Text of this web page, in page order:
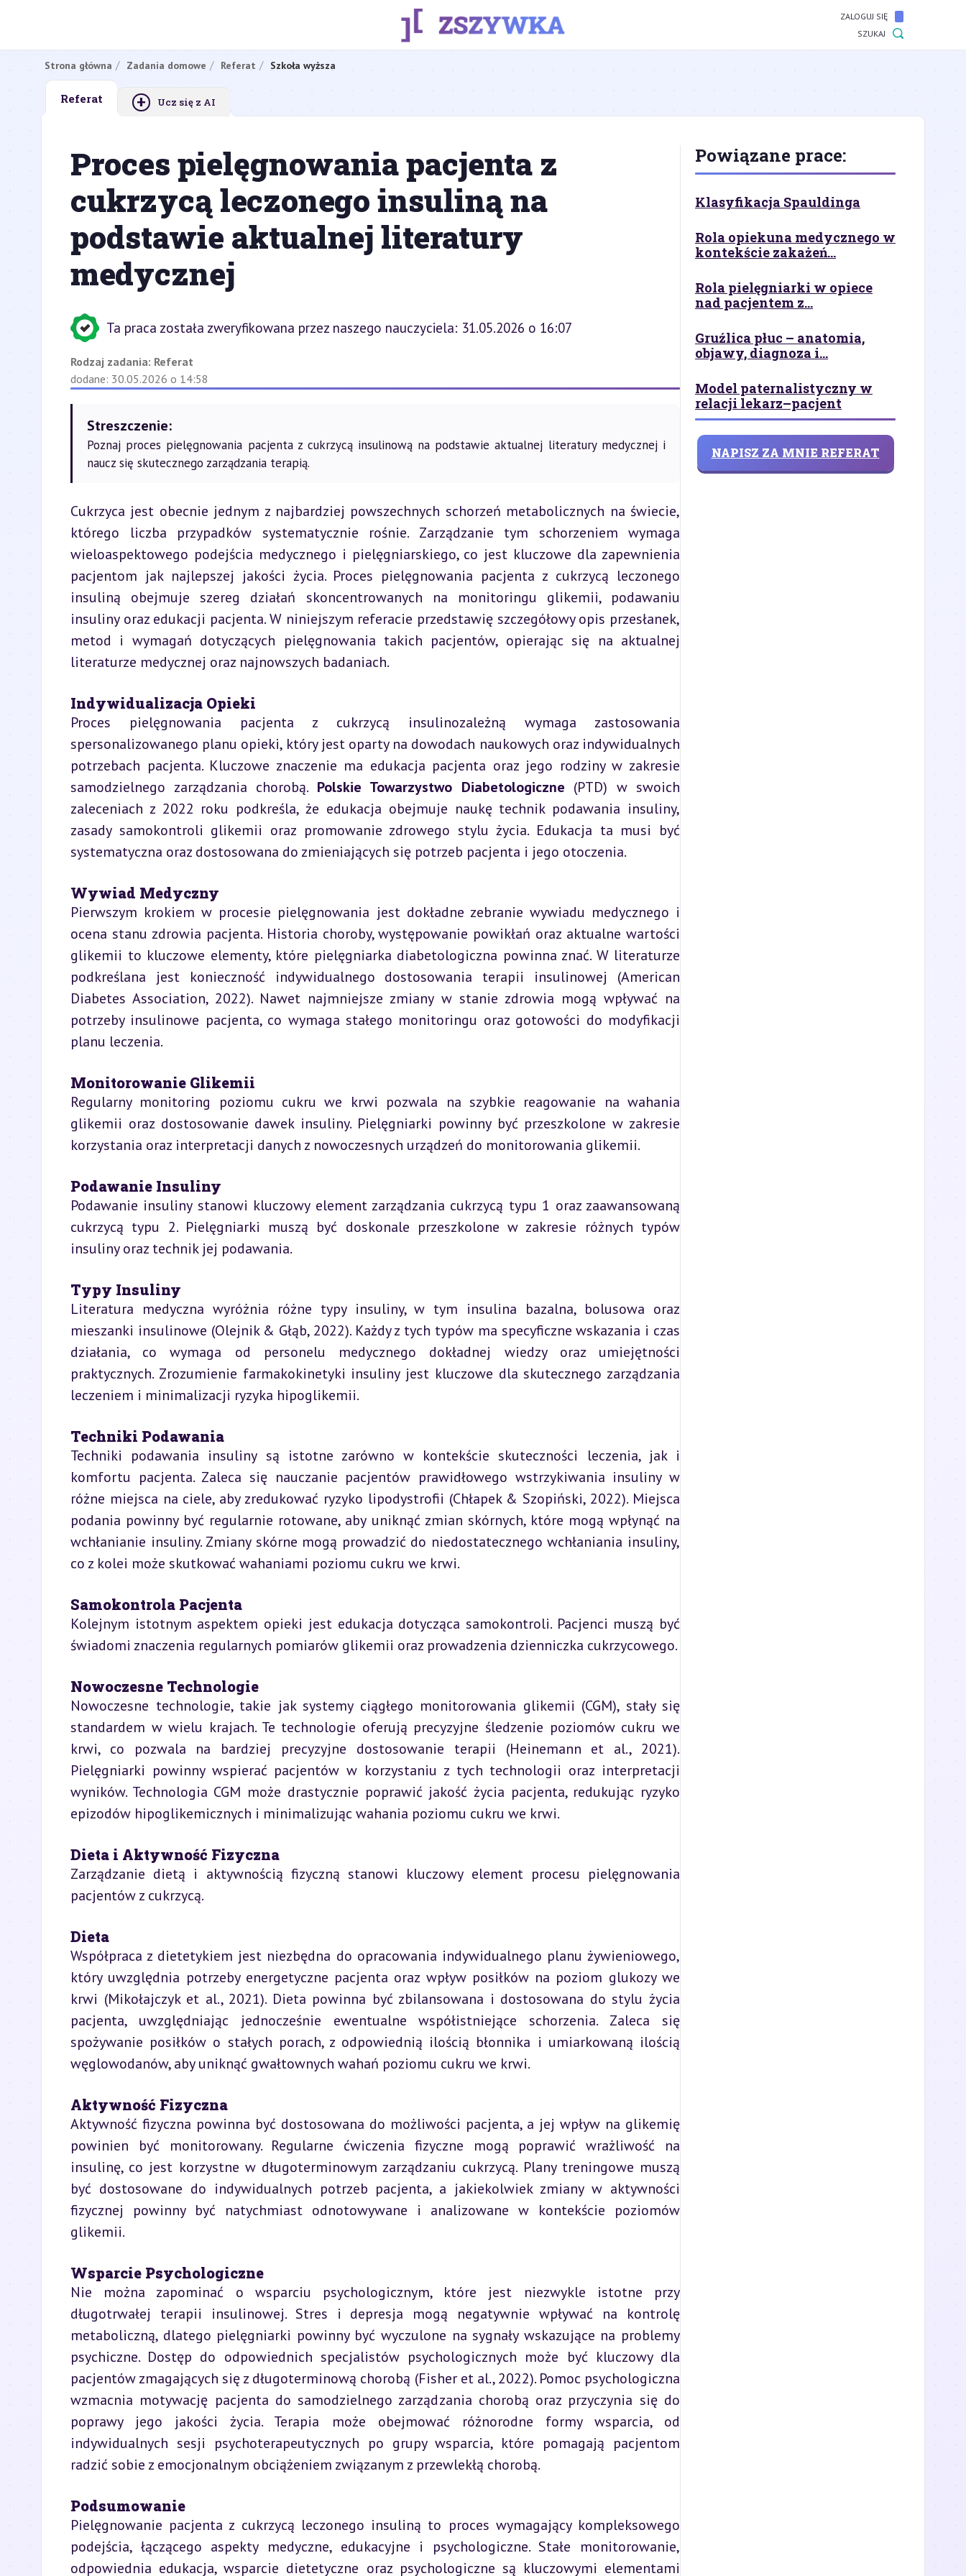
ZALOGUJ SIĘ
SZUKAJ
Strona główna Zadania domowe Referat Szkoła wyższa
Referat + Ucz się z AI
Proces pielęgnowania pacjenta z
cukrzycą leczonego insuliną na
podstawie aktualnej literatury
medycznej
Ta praca została zweryfikowana przez naszego nauczyciela: 31.05.2026 o 16:07
Rodzaj zadania: Referat
dodane: 30.05.2026 o 14:58
Streszczenie:
Poznaj proces pielęgnowania pacjenta z cukrzycą insulinową na podstawie aktualnej literatury medycznej i
naucz się skutecznego zarządzania terapią.
Cukrzyca jest obecnie jednym z najbardziej powszechnych schorzeń metabolicznych na świecie,
którego liczba przypadków systematycznie rośnie. Zarządzanie tym schorzeniem wymaga
wieloaspektowego podejścia medycznego i pielęgniarskiego, co jest kluczowe dla zapewnienia
pacjentom jak najlepszej jakości życia. Proces pielęgnowania pacjenta z cukrzycą leczonego
insuliną obejmuje szereg działań skoncentrowanych na monitoringu glikemii, podawaniu
insuliny oraz edukacji pacjenta. W niniejszym referacie przedstawię szczegółowy opis przesłanek,
metod i wymagań dotyczących pielęgnowania takich pacjentów, opierając się na aktualnej
literaturze medycznej oraz najnowszych badaniach.
Indywidualizacja Opieki
Proces pielęgnowania pacjenta z cukrzycą insulinozależną wymaga zastosowania
spersonalizowanego planu opieki, który jest oparty na dowodach naukowych oraz indywidualnych
potrzebach pacjenta. Kluczowe znaczenie ma edukacja pacjenta oraz jego rodziny w zakresie
samodzielnego zarządzania chorobą. Polskie Towarzystwo Diabetologiczne (PTD) w swoich
zaleceniach z 2022 roku podkreśla, że edukacja obejmuje naukę technik podawania insuliny,
zasady samokontroli glikemii oraz promowanie zdrowego stylu życia. Edukacja ta musi być
systematyczna oraz dostosowana do zmieniających się potrzeb pacjenta i jego otoczenia.
Wywiad Medyczny
Pierwszym krokiem w procesie pielęgnowania jest dokładne zebranie wywiadu medycznego i
ocena stanu zdrowia pacjenta. Historia choroby, występowanie powikłań oraz aktualne wartości
glikemii to kluczowe elementy, które pielęgniarka diabetologiczna powinna znać. W literaturze
podkreślana jest konieczność indywidualnego dostosowania terapii insulinowej (American
Diabetes Association, 2022). Nawet najmniejsze zmiany w stanie zdrowia mogą wpływać na
potrzeby insulinowe pacjenta, co wymaga stałego monitoringu oraz gotowości do modyfikacji
planu leczenia.
Monitorowanie Glikemii
Regularny monitoring poziomu cukru we krwi pozwala na szybkie reagowanie na wahania
glikemii oraz dostosowanie dawek insuliny. Pielęgniarki powinny być przeszkolone w zakresie
korzystania oraz interpretacji danych z nowoczesnych urządzeń do monitorowania glikemii.
Podawanie Insuliny
Podawanie insuliny stanowi kluczowy element zarządzania cukrzycą typu 1 oraz zaawansowaną
cukrzycą typu 2. Pielęgniarki muszą być doskonale przeszkolone w zakresie różnych typów
insuliny oraz technik jej podawania.
Typy Insuliny
Literatura medyczna wyróżnia różne typy insuliny, w tym insulina bazalna, bolusowa oraz
mieszanki insulinowe (Olejnik & Głąb, 2022). Każdy z tych typów ma specyficzne wskazania i czas
działania, co wymaga od personelu medycznego dokładnej wiedzy oraz umiejętności
praktycznych. Zrozumienie farmakokinetyki insuliny jest kluczowe dla skutecznego zarządzania
leczeniem i minimalizacji ryzyka hipoglikemii.
Techniki Podawania
Techniki podawania insuliny są istotne zarówno w kontekście skuteczności leczenia, jak i
komfortu pacjenta. Zaleca się nauczanie pacjentów prawidłowego wstrzykiwania insuliny w
różne miejsca na ciele, aby zredukować ryzyko lipodystrofii (Chłapek & Szopiński, 2022). Miejsca
podania powinny być regularnie rotowane, aby uniknąć zmian skórnych, które mogą wpłynąć na
wchłanianie insuliny. Zmiany skórne mogą prowadzić do niedostatecznego wchłaniania insuliny,
co z kolei może skutkować wahaniami poziomu cukru we krwi.
Samokontrola Pacjenta
Kolejnym istotnym aspektem opieki jest edukacja dotycząca samokontroli. Pacjenci muszą być
świadomi znaczenia regularnych pomiarów glikemii oraz prowadzenia dzienniczka cukrzycowego.
Nowoczesne Technologie
Nowoczesne technologie, takie jak systemy ciągłego monitorowania glikemii (CGM), stały się
standardem w wielu krajach. Te technologie oferują precyzyjne śledzenie poziomów cukru we
krwi, co pozwala na bardziej precyzyjne dostosowanie terapii (Heinemann et al., 2021).
Pielęgniarki powinny wspierać pacjentów w korzystaniu z tych technologii oraz interpretacji
wyników. Technologia CGM może drastycznie poprawić jakość życia pacjenta, redukując ryzyko
epizodów hipoglikemicznych i minimalizując wahania poziomu cukru we krwi.
Dieta i Aktywność Fizyczna
Zarządzanie dietą i aktywnością fizyczną stanowi kluczowy element procesu pielęgnowania
pacjentów z cukrzycą.
Dieta
Współpraca z dietetykiem jest niezbędna do opracowania indywidualnego planu żywieniowego,
który uwzględnia potrzeby energetyczne pacjenta oraz wpływ posiłków na poziom glukozy we
krwi (Mikołajczyk et al., 2021). Dieta powinna być zbilansowana i dostosowana do stylu życia
pacjenta, uwzględniając jednocześnie ewentualne współistniejące schorzenia. Zaleca się
spożywanie posiłków o stałych porach, z odpowiednią ilością błonnika i umiarkowaną ilością
węglowodanów, aby uniknąć gwałtownych wahań poziomu cukru we krwi.
Aktywność Fizyczna
Aktywność fizyczna powinna być dostosowana do możliwości pacjenta, a jej wpływ na glikemię
powinien być monitorowany. Regularne ćwiczenia fizyczne mogą poprawić wrażliwość na
insulinę, co jest korzystne w długoterminowym zarządzaniu cukrzycą. Plany treningowe muszą
być dostosowane do indywidualnych potrzeb pacjenta, a jakiekolwiek zmiany w aktywności
fizycznej powinny być natychmiast odnotowywane i analizowane w kontekście poziomów
glikemii.
Wsparcie Psychologiczne
Nie można zapominać o wsparciu psychologicznym, które jest niezwykle istotne przy
długotrwałej terapii insulinowej. Stres i depresja mogą negatywnie wpływać na kontrolę
metaboliczną, dlatego pielęgniarki powinny być wyczulone na sygnały wskazujące na problemy
psychiczne. Dostęp do odpowiednich specjalistów psychologicznych może być kluczowy dla
pacjentów zmagających się z długoterminową chorobą (Fisher et al., 2022). Pomoc psychologiczna
wzmacnia motywację pacjenta do samodzielnego zarządzania chorobą oraz przyczynia się do
poprawy jego jakości życia. Terapia może obejmować różnorodne formy wsparcia, od
indywidualnych sesji psychoterapeutycznych po grupy wsparcia, które pomagają pacjentom
radzić sobie z emocjonalnym obciążeniem związanym z przewlekłą chorobą.
Podsumowanie
Pielęgnowanie pacjenta z cukrzycą leczonego insuliną to proces wymagający kompleksowego
podejścia, łączącego aspekty medyczne, edukacyjne i psychologiczne. Stałe monitorowanie,
odpowiednia edukacja, wsparcie dietetyczne oraz psychologiczne są kluczowymi elementami
Powiązane prace:
Klasyfikacja Spauldinga
Rola opiekuna medycznego w
kontekście zakażeń...
Rola pielęgniarki w opiece
nad pacjentem z...
Gruźlica płuc – anatomia,
objawy, diagnoza i...
Model paternalistyczny w
relacji lekarz–pacjent
NAPISZ ZA MNIE REFERAT